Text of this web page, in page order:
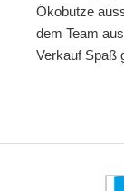
Ökobutze
dem Team
Verkauf Spaß